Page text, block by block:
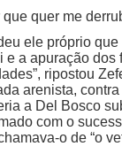
quer me
ele próprio
e a apuração
ripostou
arenista,
a Del Bosco
com o
o de “o